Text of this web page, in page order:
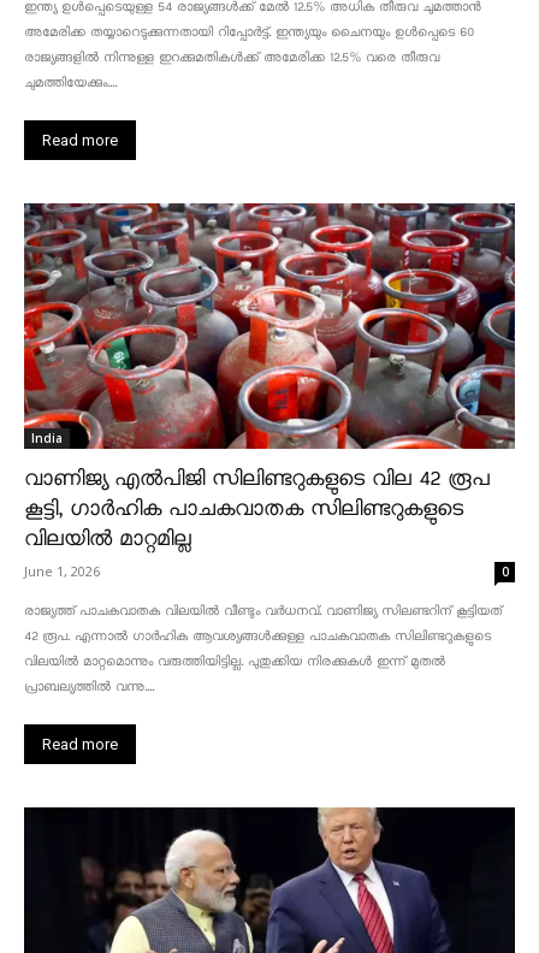
ഇന്ത്യ ഉൾപ്പെടെയുള്ള 54 രാജ്യങ്ങൾക്ക് മേൽ 12.5% അധിക തീരുവ ചുമത്താൻ
അമേരിക്ക തയ്യാറെടുക്കുന്നതായി റിപ്പോർട്ട്. ഇന്ത്യയും ചൈനയും ഉൾപ്പെടെ 60
രാജ്യങ്ങളിൽ നിന്നുള്ള ഇറക്കുമതികൾക്ക് അമേരിക്ക 12.5% ​​വരെ തീരുവ
ചുമത്തിയേക്കും....
Read more
India
വാണിജ്യ എൽപിജി സിലിണ്ടറുകളുടെ വില 42 രൂപ
കൂട്ടി, ഗാർഹിക പാചകവാതക സിലിണ്ടറുകളുടെ
വിലയിൽ മാറ്റമില്ല
June 1, 2026 0
രാജ്യത്ത് പാചകവാതക വിലയിൽ വീണ്ടും വർധനവ്. വാണിജ്യ സിലണ്ടറിന് കൂട്ടിയത്
42 രൂപ. എന്നാൽ ഗാർഹിക ആവശ്യങ്ങൾക്കുള്ള പാചകവാതക സിലിണ്ടറുകളുടെ
വിലയിൽ മാറ്റമൊന്നും വരുത്തിയിട്ടില്ല. പുതുക്കിയ നിരക്കുകൾ ഇന്ന് മുതൽ
പ്രാബല്യത്തിൽ വന്നു....
Read more